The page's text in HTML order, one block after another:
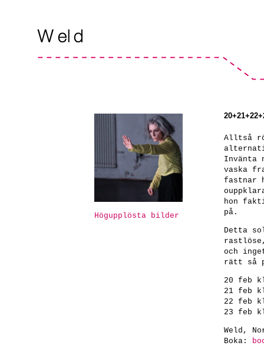
Högupplösta bilder
Alltså
Invänta
vaska
fastnar
hon
på.
Detta
och
rätt så
20 feb
21 feb
22 feb
23 feb
Weld ,
Boka: